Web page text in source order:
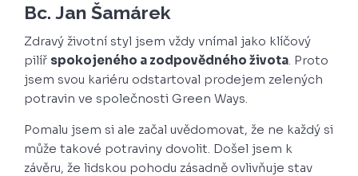
Bc. Jan Šamárek
Zdravý životní styl jsem vždy vnímal jako klíčový
pilíř spokojeného a zodpovědného života. Proto
jsem svou kariéru odstartoval prodejem zelených
potravin ve společnosti Green Ways.
Pomalu jsem si ale začal uvědomovat, že ne každý si
může takové potraviny dovolit. Došel jsem k
závěru, že lidskou pohodu zásadně ovlivňuje stav